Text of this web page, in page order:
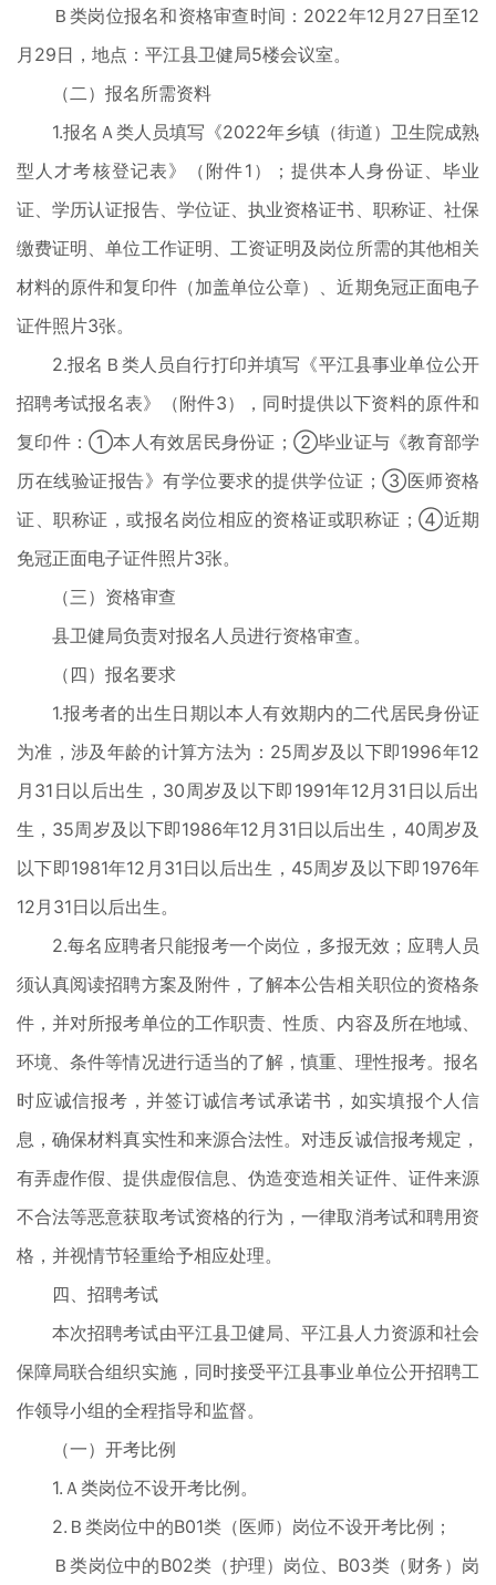
Ｂ类岗位报名和资格审查时间：2022年12月27日至12
月29日，地点：平江县卫健局5楼会议室。
（二）报名所需资料
1.报名Ａ类人员填写《2022年乡镇（街道）卫生院成熟
型人才考核登记表》（附件1）；提供本人身份证、毕业
证、学历认证报告、学位证、执业资格证书、职称证、社保
缴费证明、单位工作证明、工资证明及岗位所需的其他相关
材料的原件和复印件（加盖单位公章）、近期免冠正面电子
证件照片3张。
2.报名Ｂ类人员自行打印并填写《平江县事业单位公开
招聘考试报名表》（附件3），同时提供以下资料的原件和
复印件：①本人有效居民身份证；②毕业证与《教育部学
历在线验证报告》有学位要求的提供学位证；③医师资格
证、职称证，或报名岗位相应的资格证或职称证；④近期
免冠正面电子证件照片3张。
（三）资格审查
县卫健局负责对报名人员进行资格审查。
（四）报名要求
1.报考者的出生日期以本人有效期内的二代居民身份证
为准，涉及年龄的计算方法为：25周岁及以下即1996年12
月31日以后出生，30周岁及以下即1991年12月31日以后出
生，35周岁及以下即1986年12月31日以后出生，40周岁及
以下即1981年12月31日以后出生，45周岁及以下即1976年
12月31日以后出生。
2.每名应聘者只能报考一个岗位，多报无效；应聘人员
须认真阅读招聘方案及附件，了解本公告相关职位的资格条
件，并对所报考单位的工作职责、性质、内容及所在地域、
环境、条件等情况进行适当的了解，慎重、理性报考。报名
时应诚信报考，并签订诚信考试承诺书，如实填报个人信
息，确保材料真实性和来源合法性。对违反诚信报考规定，
有弄虚作假、提供虚假信息、伪造变造相关证件、证件来源
不合法等恶意获取考试资格的行为，一律取消考试和聘用资
格，并视情节轻重给予相应处理。
四、招聘考试
本次招聘考试由平江县卫健局、平江县人力资源和社会
保障局联合组织实施，同时接受平江县事业单位公开招聘工
作领导小组的全程指导和监督。
（一）开考比例
1.Ａ类岗位不设开考比例。
2.Ｂ类岗位中的B01类（医师）岗位不设开考比例；
Ｂ类岗位中的B02类（护理）岗位、B03类（财务）岗